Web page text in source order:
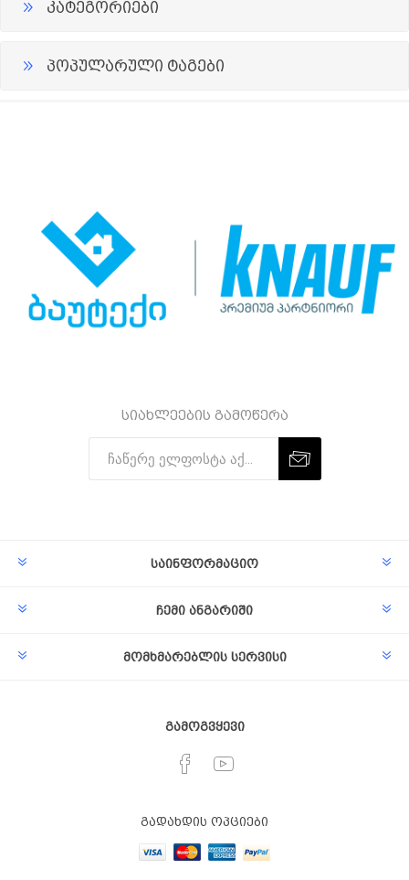
კატეგორიები
პოპულარული ტაგები
სიახლეების გამოწერა
საინფორმაციო
ჩემი ანგარიში
მომხმარებლის სერვისი
გამოგვყევი
გადახდის ოპციები